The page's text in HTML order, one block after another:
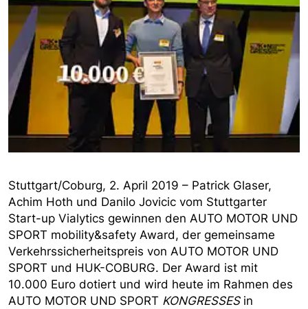
Stuttgart/Coburg, 2. April 2019 – Patrick Glaser,
Achim Hoth und Danilo Jovicic vom Stuttgarter
Start-up Vialytics gewinnen den AUTO MOTOR UND
SPORT mobility&safety Award, der gemeinsame
Verkehrssicherheitspreis von AUTO MOTOR UND
SPORT und HUK-COBURG. Der Award ist mit
10.000 Euro dotiert und wird heute im Rahmen des
AUTO MOTOR UND SPORT KONGRESSESin